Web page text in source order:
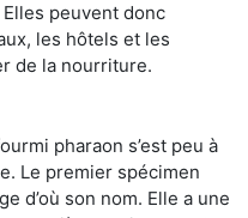
peuvent donc
les hôtels et les
de la nourriture.
pharaon s’est peu à
Le premier spécimen
d’où son nom. Elle a une